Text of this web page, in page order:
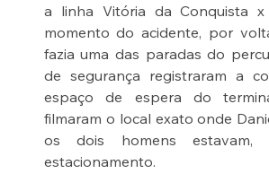
a linha Vitória da Conquista
momento do acidente, por
fazia uma das paradas do
de segurança registraram a
espaço de espera do
filmaram o local exato onde
os dois homens estavam,
estacionamento.